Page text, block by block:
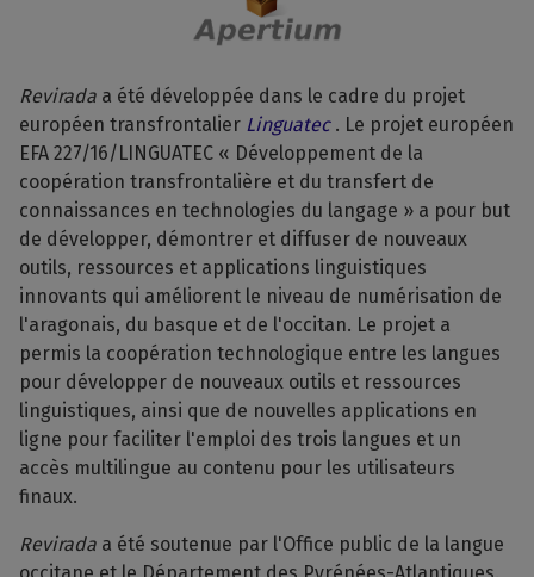
Revirada a été développée dans le cadre du projet
européen transfrontalier Linguatec. Le projet européen
EFA 227/16/LINGUATEC « Développement de la
coopération transfrontalière et du transfert de
connaissances en technologies du langage » a pour but
de développer, démontrer et diffuser de nouveaux
outils, ressources et applications linguistiques
innovants qui améliorent le niveau de numérisation de
l'aragonais, du basque et de l'occitan. Le projet a
permis la coopération technologique entre les langues
pour développer de nouveaux outils et ressources
linguistiques, ainsi que de nouvelles applications en
ligne pour faciliter l'emploi des trois langues et un
accès multilingue au contenu pour les utilisateurs
finaux.
Revirada a été soutenue par l'Office public de la langue